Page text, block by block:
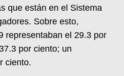
que están en el Sistema
Sobre esto,
representaban el 29.3 por
por ciento; un
ciento.